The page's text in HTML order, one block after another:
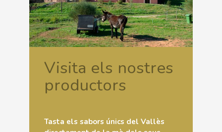
Visita els nostres
productors
Tasta els sabors únics del Vallès